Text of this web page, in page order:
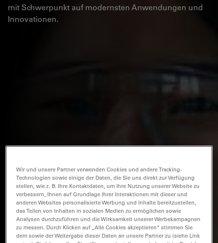
mit Schwerpunkt auf modernsten Anwendungen und
Innovationen.
Wir und unsere Partner verwenden Cookies und andere Tracking-
Technologien sowie einige der Daten, die Sie uns direkt zur Verfügung
stellen, wie z. B. Ihre Kontaktdaten, um Ihre Nutzung unserer Website zu
verbessern, Ihnen auf Grundlage Ihrer Interaktionen mit dieser und
anderen Websites personalisierte Werbung und Inhalte bereitzustellen,
das Teilen von Inhalten in sozialen Medien zu ermöglichen sowie
Analysen durchzuführen und die Wirksamkeit unserer Werbekampagnen
zu messen. Durch Klicken auf „Alle Cookies akzeptieren“ stimmen Sie
dem sowie der Weitergabe dieser Daten an unsere Partner zu (siehe Link